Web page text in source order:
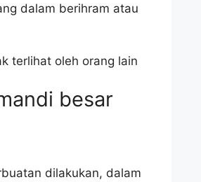
dalam berihram atau
terlihat oleh orang lain
besar
dilakukan, dalam